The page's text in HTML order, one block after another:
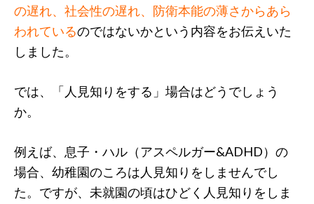
の遅れ、社会性の遅れ、防衛本能の薄さからあら
われているのではないかという内容をお伝えいた
しました。
では、「人見知りをする」場合はどうでしょう
か。
例えば、息子・ハル（アスペルガー&ADHD）の
場合、幼稚園のころは人見知りをしませんでし
た。ですが、未就園の頃はひどく人見知りをしま